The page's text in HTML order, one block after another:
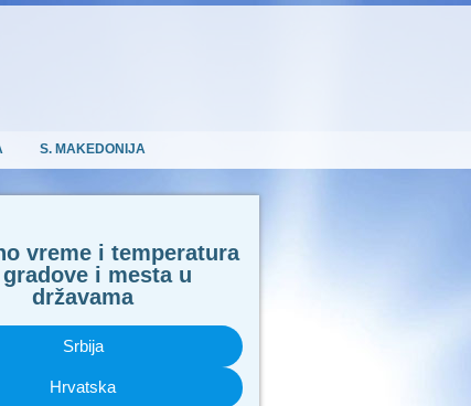
S. MAKEDONIJA
vreme i temperatura
gradove i mesta u
državama
Srbija
Hrvatska